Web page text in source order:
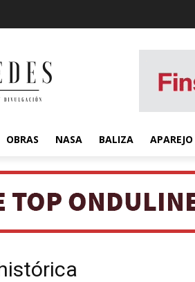
OBRAS NASA BALIZA APAREJO